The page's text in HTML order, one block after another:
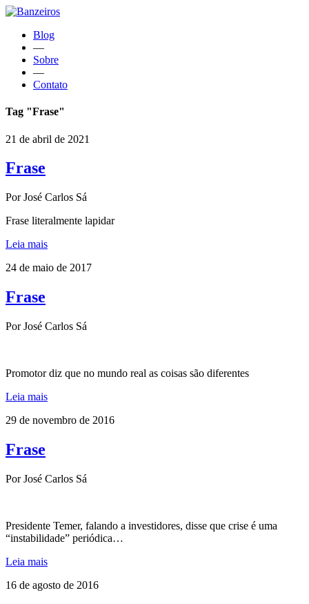
Blog
—
Sobre
—
Contato
Tag "Frase"
21 de abril de 2021
Frase
Por José Carlos Sá
Frase literalmente lapidar
Leia mais
24 de maio de 2017
Frase
Por José Carlos Sá
Promotor diz que no mundo real as coisas são diferentes
Leia mais
29 de novembro de 2016
Frase
Por José Carlos Sá
Presidente Temer, falando a investidores, disse que crise é uma
“instabilidade” periódica…
Leia mais
16 de agosto de 2016